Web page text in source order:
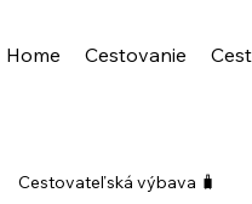
Home Cestovanie
Cestovateľská výbava 🧳